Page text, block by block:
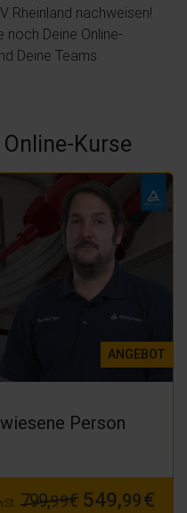
Rheinland nachweisen!
Deine Online-
Deine Teams
Kurse
ANGEBOT
Person
799,99€ 549,99€